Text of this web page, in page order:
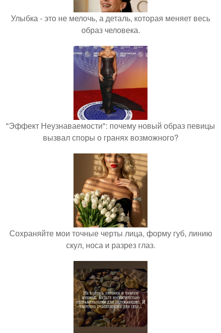
Улыбка - это не мелочь, а деталь, которая меняет весь
образ человека.
"Эффект Неузнаваемости": почему новый образ певицы
вызвал споры о гранях возможного?
Сохраняйте мои точные черты лица, форму губ, линию
скул, носа и разрез глаз.